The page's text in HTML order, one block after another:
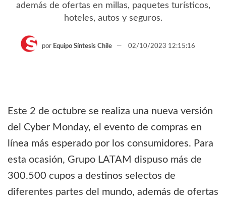
además de ofertas en millas, paquetes turísticos,
hoteles, autos y seguros.
por Equipo Síntesis Chile 02/10/2023 12:15:16
Este 2 de octubre se realiza una nueva versión
del Cyber Monday, el evento de compras en
línea más esperado por los consumidores. Para
esta ocasión, Grupo LATAM dispuso más de
300.500 cupos a destinos selectos de
diferentes partes del mundo, además de ofertas